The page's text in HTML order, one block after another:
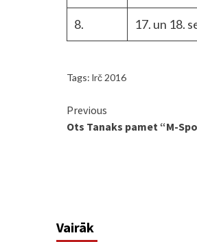
8. 17. un 18.
Tags: lrč 2016
Continue
Reading
Previous
Ots Tanaks pamet “M-
Vairāk